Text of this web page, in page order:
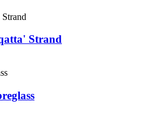
Strand